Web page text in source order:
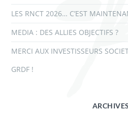
LES RNCT 2026… C’EST
MEDIA : DES ALLIES OBJECTIFS ?
MERCI AUX INVESTISSEURS
GRDF !
ARCHIVES